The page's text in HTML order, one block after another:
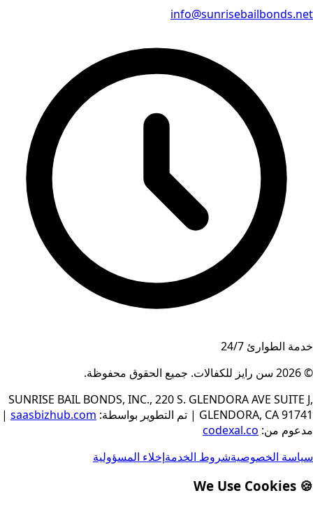
info@sunrisebailbonds.net
خدمة الطوارئ 24/7
© 2026
سن رايز للكفالات. جميع الحقوق محفوظة.
SUNRISE BAIL BONDS, INC., 220 S. GLENDORA AVE SUITE J,
GLENDORA, CA 91741
| تم التطوير بواسطة:
saasbizhub.com
|
مدعوم من:
codexal.co
سياسة الخصوصيةشروط الخدمةإخلاء المسؤولية
🍪 We Use Cookies